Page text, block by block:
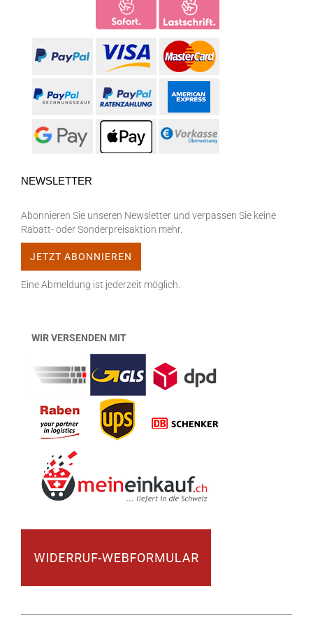
NEWSLETTER
Abonnieren Sie unseren Newsletter und verpassen Sie keine
Rabatt- oder Sonderpreisaktion mehr.
Eine Abmeldung ist jederzeit möglich.
WIR VERSENDEN MIT